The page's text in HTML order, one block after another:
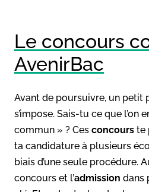
Le concours
AvenirBac
Avant de poursuivre, un petit
s’impose. Sais-tu ce que l’on
commun » ? Ces concours te
ta candidature à plusieurs
biais d’une seule procédure.
concours et l’admission dans